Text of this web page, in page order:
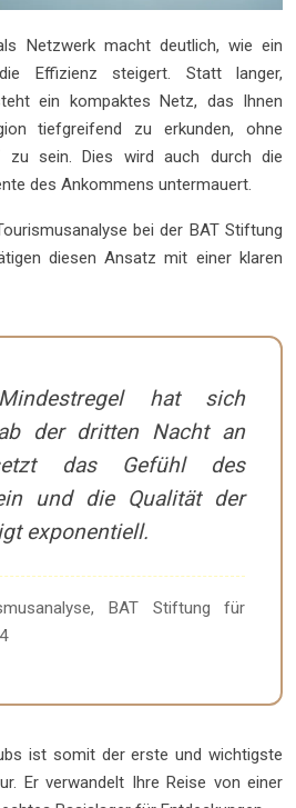
Netzwerk macht deutlich, wie ein
Effizienz steigert. Statt langer,
ein kompaktes Netz, das Ihnen
tiefgreifend zu erkunden, ohne
zu sein. Dies wird auch durch die
des Ankommens untermauert.
bei der BAT Stiftung
diesen Ansatz mit einer klaren
hat sich
der dritten Nacht an
das Gefühl des
ein und die Qualität der
exponentiell.
BAT Stiftung für
ist somit der erste und wichtigste
Er verwandelt Ihre Reise von einer